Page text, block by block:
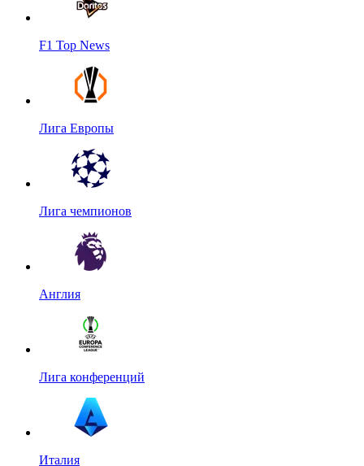
F1 Top News
Лига Европы
Лига чемпионов
Англия
Лига конференций
Италия